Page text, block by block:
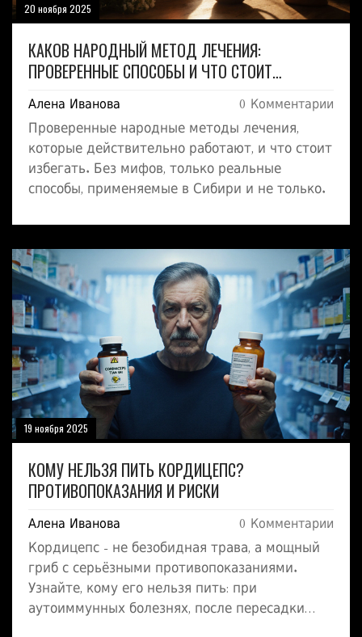
20 ноября 2025
КАКОВ НАРОДНЫЙ МЕТОД ЛЕЧЕНИЯ:
ПРОВЕРЕННЫЕ СПОСОБЫ И ЧТО СТОИТ
Алена Иванова 0 Комментарии
Проверенные народные методы лечения,
которые действительно работают, и что стоит
избегать. Без мифов, только реальные
способы, применяемые в Сибири и не только.
19 ноября 2025
КОМУ НЕЛЬЗЯ ПИТЬ КОРДИЦЕПС?
ПРОТИВОПОКАЗАНИЯ И РИСКИ
Алена Иванова 0 Комментарии
Кордицепс - не безобидная трава, а мощный
гриб с серьёзными противопоказаниями.
Узнайте, кому его нельзя пить: при
аутоиммунных болезнях, после пересадки